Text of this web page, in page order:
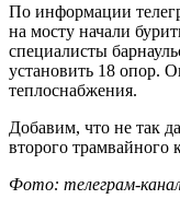
По информации
на мосту начали
специалисты
установить 18 опор.
теплоснабжения.
Добавим, что не так
второго трамвайного
Фото: телеграм-